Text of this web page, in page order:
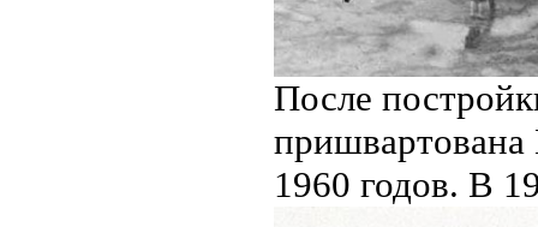
После
пришвартована
1960 годов. В